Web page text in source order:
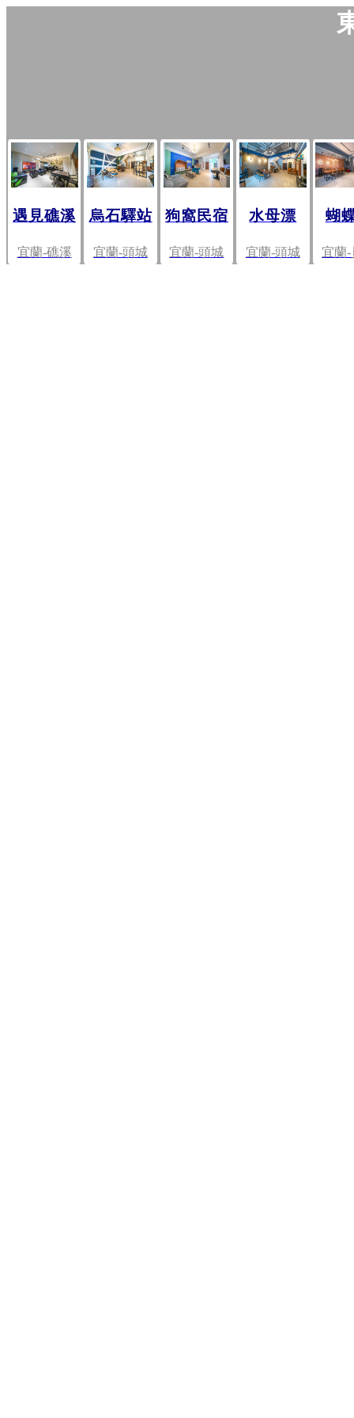
遇見礁溪
宜蘭-礁溪
烏石驛站
宜蘭-頭城
狗窩民宿
宜蘭-頭城
水母漂
宜蘭-頭城
蝴
宜蘭-